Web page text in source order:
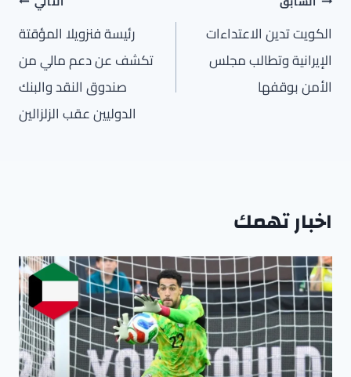
المقالات
الكويت تدين الاعتداءات
الإيرانية وتطالب مجلس
الأمن بوقفها
رئيسة فنزويلا المؤقتة
تكشف عن دعم مالي من
صندوق النقد والبنك
الدوليين عقب الزلزالين
اخبار تهمك